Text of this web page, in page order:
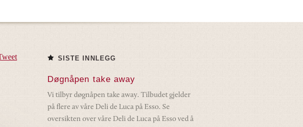
SISTE INNLEGG
Døgnåpen take away
Vi tilbyr døgnåpen take away. Tilbudet gjelder
på flere av våre Deli de Luca på Esso. Se
oversikten over våre Deli de Luca på Esso ved å